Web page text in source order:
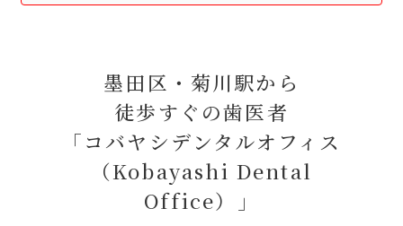
墨田区・菊川駅から
徒歩すぐの歯医者
「コバヤシデンタルオフィス
（Kobayashi Dental
Office）」